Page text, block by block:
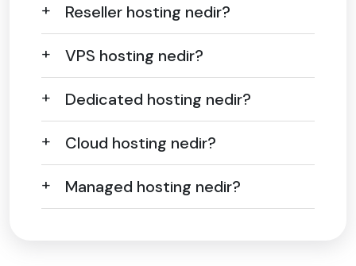
Reseller hosting nedir?
VPS hosting nedir?
Dedicated hosting nedir?
Cloud hosting nedir?
Managed hosting nedir?